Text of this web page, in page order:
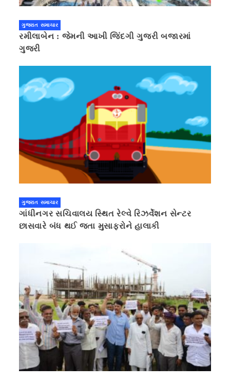
ગુજરાત સમાચાર
રમીલાબેન : જેમની આખી જિંદગી ગુજરી બજારમાં
ગુજરી
ગુજરાત સમાચાર
ગાંધીનગર સચિવાલય સ્થિત રેલ્વે રિઝર્વેશન સેન્ટર
છાસવારે બંધ થઈ જતા મુસાફરોને હાલાકી